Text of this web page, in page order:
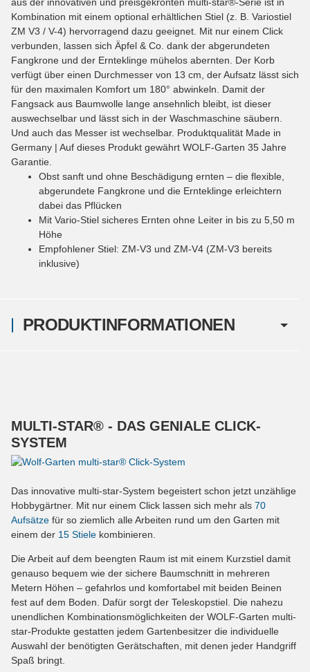
PRODUKTINFORMATIONEN
aus der innovativen und preisgekrönten multi-star®-Serie ist in
Kombination mit einem optional erhältlichen Stiel (z. B. Variostiel
ZM V3 / V-4) hervorragend dazu geeignet. Mit nur einem Click
verbunden, lassen sich Äpfel & Co. dank der abgerundeten
Fangkrone und der Ernteklinge mühelos abernten. Der Korb
verfügt über einen Durchmesser von 13 cm, der Aufsatz lässt sich
für den maximalen Komfort um 180° abwinkeln. Damit der
Fangsack aus Baumwolle lange ansehnlich bleibt, ist dieser
auswechselbar und lässt sich in der Waschmaschine säubern.
Und auch das Messer ist wechselbar. Produktqualität Made in
Germany | Auf dieses Produkt gewährt WOLF-Garten 35 Jahre
Garantie.
Obst sanft und ohne Beschädigung ernten – die flexible,
abgerundete Fangkrone und die Ernteklinge erleichtern
dabei das Pflücken
Mit Vario-Stiel sicheres Ernten ohne Leiter in bis zu 5,50 m
Höhe
Empfohlener Stiel: ZM-V3 und ZM-V4 (ZM-V3 bereits
inklusive)
MULTI-STAR® - DAS GENIALE CLICK-
SYSTEM
Das innovative multi-star-System begeistert schon jetzt unzählige
Hobbygärtner. Mit nur einem Click lassen sich mehr als 70
Aufsätze für so ziemlich alle Arbeiten rund um den Garten mit
einem der 15 Stiele kombinieren.
Die Arbeit auf dem beengten Raum ist mit einem Kurzstiel damit
genauso bequem wie der sichere Baumschnitt in mehreren
Metern Höhen – gefahrlos und komfortabel mit beiden Beinen
fest auf dem Boden. Dafür sorgt der Teleskopstiel. Die nahezu
unendlichen Kombinationsmöglichkeiten der WOLF-Garten multi-
star-Produkte gestatten jedem Gartenbesitzer die individuelle
Auswahl der benötigten Gerätschaften, mit denen jeder Handgriff
Spaß bringt.